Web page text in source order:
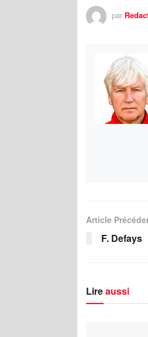
par
Article
F. Defays
Lireaussi